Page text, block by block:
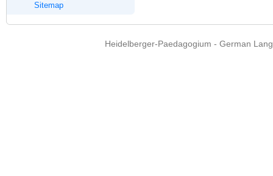
Sitemap
Heidelberger-Paedagogium - German